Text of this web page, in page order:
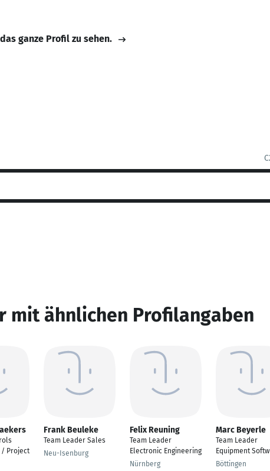
ganze Profil zu sehen.
mit ähnlichen Profilangaben
/ Project
Frank Beuleke
Team Leader Sales
Neu-Isenburg
Felix Reuning
Team Leader
Electronic Engineering
Nürnberg
Marc Beyerle
Team Leader
Equipment
Böttingen